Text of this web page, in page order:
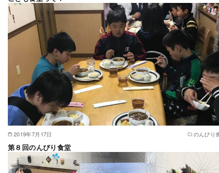
2019年7月17日 のんびり
第８回のんびり食堂